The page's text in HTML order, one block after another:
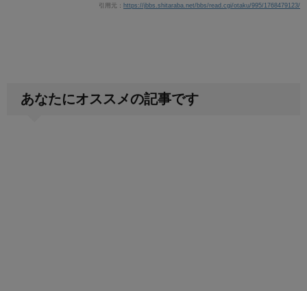
引用元： https://jbbs.shitaraba.net/bbs/read.cgi/otaku/995/1768479123/
あなたにオススメの記事です